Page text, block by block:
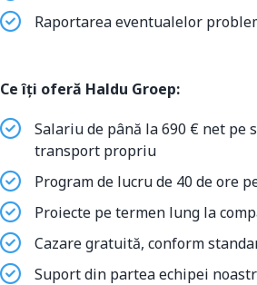
Raportarea eventualelor
Ce îți oferă Haldu Groep:
Salariu de până la 690 € net pe
transport propriu
Program de lucru de 40 de ore
Proiecte pe termen lung la
Cazare gratuită, conform
Suport din partea echipei